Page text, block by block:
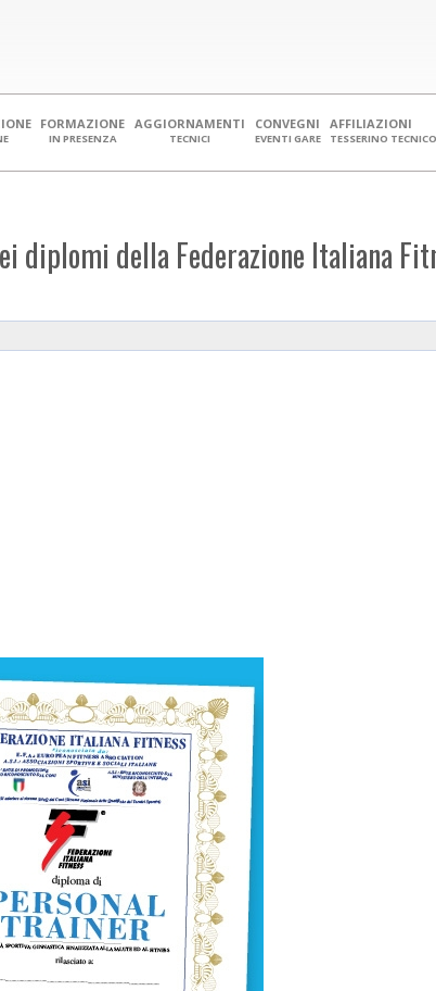
FORMAZIONE
IN PRESENZA
AGGIORNAMENTI
TECNICI
CONVEGNI
EVENTI GARE
AFFILIAZIONI
TESSERINO TECNICO
diplomi della Federazione Italiana